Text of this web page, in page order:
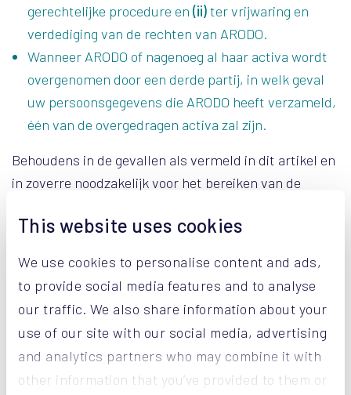
This website uses cookies
We use cookies to personalise content and ads,
to provide social media features and to analyse
our traffic. We also share information about your
use of our site with our social media, advertising
and analytics partners who may combine it with
other information that you’ve provided to them or
gerechtelijke procedure en (ii)ter vrijwaring en
verdediging van de rechten van ARODO.
Wanneer ARODO of nagenoeg al haar activa wordt
overgenomen door een derde partij, in welk geval
uw persoonsgegevens die ARODO heeft verzameld,
één van de overgedragen activa zal zijn.
Behoudens in de gevallen als vermeld in dit artikel en
in zoverre noodzakelijk voor het bereiken van de
ARODO uw persoonsgegevens niet verkopen,
hiervoor uw toestemming heeft
bekomen en(ii)met de betreffende derde partij een
dataverwerkings-/dataoverdrachtsovereenkomst
heeft afgesloten, die de nodige garanties bevat
betreffende confidentialiteit en privacy conforme
behandeling van uw persoonsgegevens.